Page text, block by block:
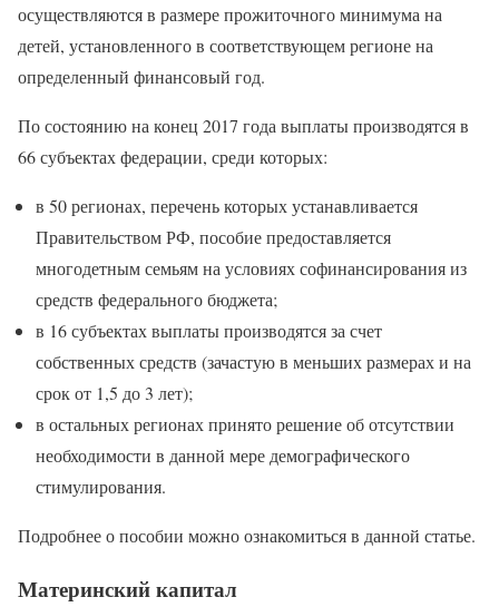
осуществляются в размере прожиточного минимума на
детей, установленного в соответствующем регионе на
определенный финансовый год.
По состоянию на конец 2017 года выплаты производятся в
66 субъектах федерации, среди которых:
в 50 регионах, перечень которых устанавливается
Правительством РФ, пособие предоставляется
многодетным семьям на условиях софинансирования из
средств федерального бюджета;
в 16 субъектах выплаты производятся за счет
собственных средств (зачастую в меньших размерах и на
срок от 1,5 до 3 лет);
в остальных регионах принято решение об отсутствии
необходимости в данной мере демографического
стимулирования.
Подробнее о пособии можно ознакомиться в данной статье.
Материнский капитал